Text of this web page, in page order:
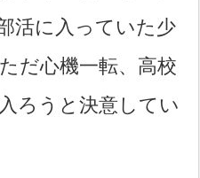
活に入っていた少
だ心機一転、高校
ろうと決意してい